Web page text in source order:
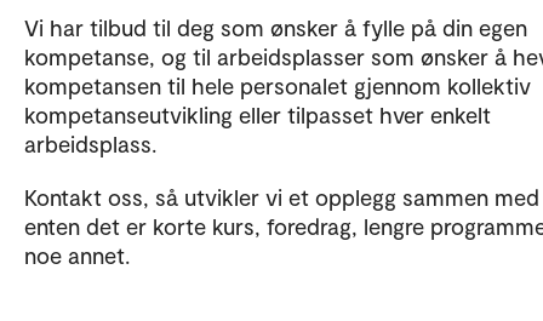
Vi har tilbud til deg som ønsker å fylle på din egen
kompetanse, og til arbeidsplasser som ønsker å
kompetansen til hele personalet gjennom kollektiv
kompetanseutvikling eller tilpasset hver enkelt
arbeidsplass.
Kontakt oss, så utvikler vi et opplegg sammen
enten det er korte kurs, foredrag, lengre
noe annet.